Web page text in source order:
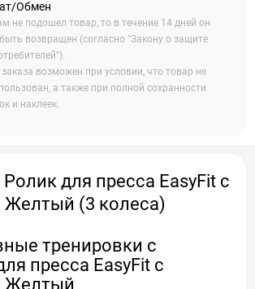
Обмен
не подошел товар, то в течение 14 дней он
возвращен (согласно "Закону о защите
заказа возможен при условии, что товар не
а также при полной сохранности
и наклеек.
для пресса EasyFit с
Желтый (3 колеса)
тренировки с
пресса EasyFit с
Желтый